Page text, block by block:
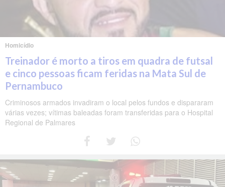
Homicídio
Treinador é morto a tiros em quadra de futsal
e cinco pessoas ficam feridas na Mata Sul de
Pernambuco
Criminosos armados invadiram o local pelos fundos e dispararam
várias vezes; vítimas baleadas foram transferidas para o Hospital
Regional de Palmares